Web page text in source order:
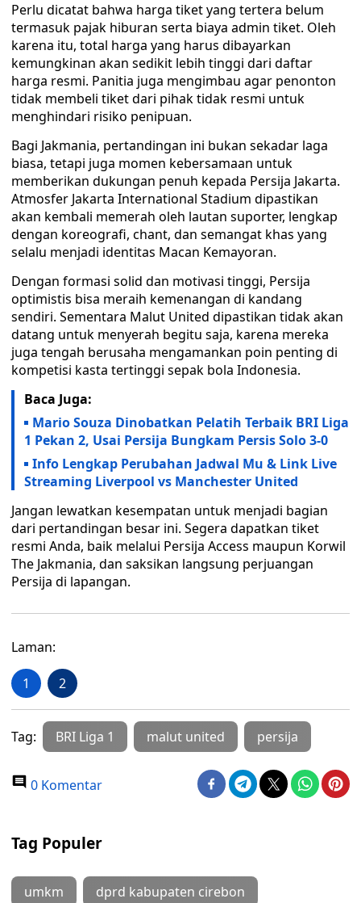
Perlu dicatat bahwa harga tiket yang tertera belum
termasuk pajak hiburan serta biaya admin tiket. Oleh
karena itu, total harga yang harus dibayarkan
kemungkinan akan sedikit lebih tinggi dari daftar
harga resmi. Panitia juga mengimbau agar penonton
tidak membeli tiket dari pihak tidak resmi untuk
menghindari risiko penipuan.
Bagi Jakmania, pertandingan ini bukan sekadar laga
biasa, tetapi juga momen kebersamaan untuk
memberikan dukungan penuh kepada Persija Jakarta.
Atmosfer Jakarta International Stadium dipastikan
akan kembali memerah oleh lautan suporter, lengkap
dengan koreografi, chant, dan semangat khas yang
selalu menjadi identitas Macan Kemayoran.
Dengan formasi solid dan motivasi tinggi, Persija
optimistis bisa meraih kemenangan di kandang
sendiri. Sementara Malut United dipastikan tidak akan
datang untuk menyerah begitu saja, karena mereka
juga tengah berusaha mengamankan poin penting di
kompetisi kasta tertinggi sepak bola Indonesia.
Baca Juga:
Mario Souza Dinobatkan Pelatih Terbaik BRI Liga
1 Pekan 2, Usai Persija Bungkam Persis Solo 3-0
Info Lengkap Perubahan Jadwal Mu & Link Live
Streaming Liverpool vs Manchester United
Jangan lewatkan kesempatan untuk menjadi bagian
dari pertandingan besar ini. Segera dapatkan tiket
resmi Anda, baik melalui Persija Access maupun Korwil
The Jakmania, dan saksikan langsung perjuangan
Persija di lapangan.
Laman:
1 2
Tag: BRI Liga 1 malut united persija
0 Komentar
Tag Populer
umkm dprd kabupaten cirebon